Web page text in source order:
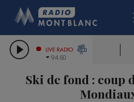
LES CHRONIQUES DE
CITIZEN
GRAND MASSIF
BIGARD
COMPAGNIE DU
LIVE RADIO
94.60
Ski de fond : coup